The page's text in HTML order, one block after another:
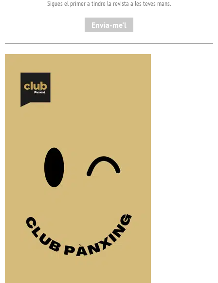
Sigues el primer a tindre la revista a les teves mans.
Envia-me'l